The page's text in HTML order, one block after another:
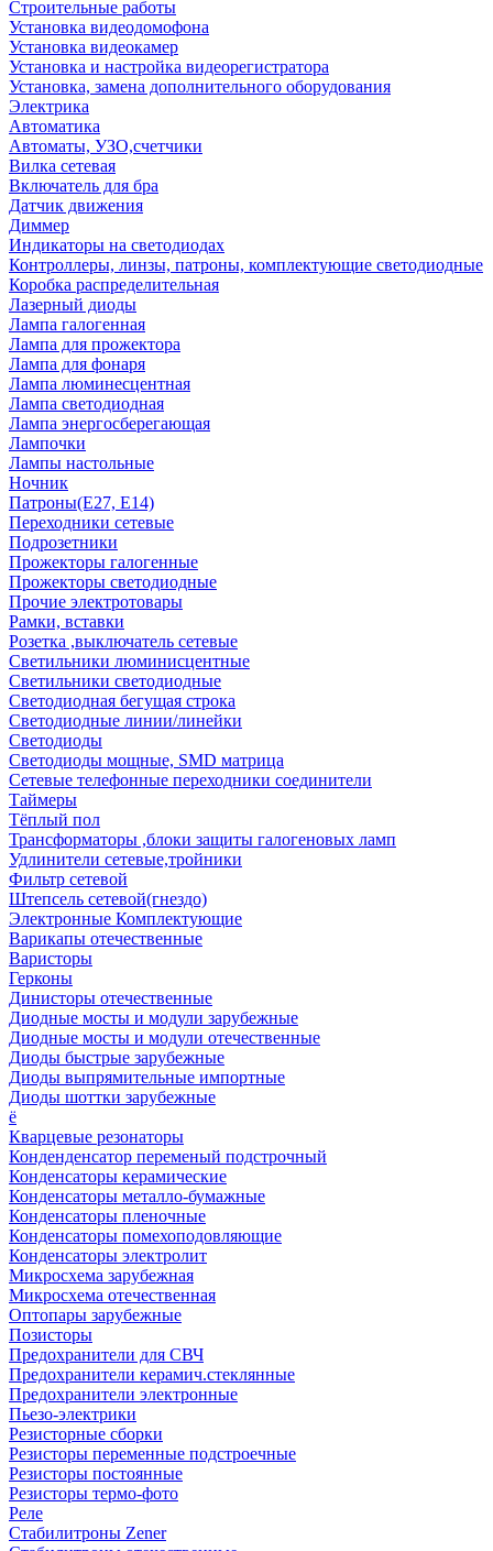
Строительные работы
Установка видеодомофона
Установка видеокамер
Установка и настройка видеорегистратора
Установка, замена дополнительного оборудования
Электрика
Автоматика
Автоматы, УЗО,счетчики
Вилка сетевая
Включатель для бра
Датчик движения
Диммер
Индикаторы на светодиодах
Контроллеры, линзы, патроны, комплектующие светодиодные
Коробка распределительная
Лазерный диоды
Лампа галогенная
Лампа для прожектора
Лампа для фонаря
Лампа люминесцентная
Лампа светодиодная
Лампа энергосберегающая
Лампочки
Лампы настольные
Ночник
Патроны(Е27, Е14)
Переходники сетевые
Подрозетники
Прожекторы галогенные
Прожекторы светодиодные
Прочие электротовары
Рамки, вставки
Розетка ,выключатель сетевые
Светильники люминисцентные
Светильники светодиодные
Светодиодная бегущая строка
Светодиодные линии/линейки
Светодиоды
Светодиоды мощные, SMD матрица
Сетевые телефонные переходники соединители
Таймеры
Тёплый пол
Трансформаторы ,блоки защиты галогеновых ламп
Удлинители сетевые,тройники
Фильтр сетевой
Штепсель сетевой(гнездо)
Электронные Комплектующие
Варикапы отечественные
Варисторы
Герконы
Динисторы отечественные
Диодные мосты и модули зарубежные
Диодные мосты и модули отечественные
Диоды быстрые зарубежные
Диоды выпрямительные импортные
Диоды шоттки зарубежные
ё
Кварцевые резонаторы
Конденденсатор переменый подстрочный
Конденсаторы керамические
Конденсаторы металло-бумажные
Конденсаторы пленочные
Конденсаторы помехоподовляющие
Конденсаторы электролит
Микросхема зарубежная
Микросхема отечественная
Оптопары зарубежные
Позисторы
Предохранители для СВЧ
Предохранители керамич.стеклянные
Предохранители электронные
Пьезо-электрики
Резисторные сборки
Резисторы переменные подстроечные
Резисторы постоянные
Резисторы термо-фото
Реле
Стабилитроны Zener